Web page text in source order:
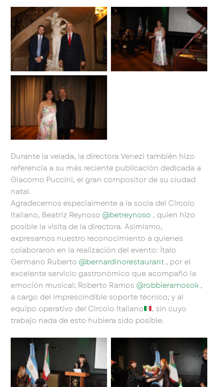
Sin leyenda Sin leyenda
Sin leyenda
Durante la velada, la directora Venezi también hizo
referencia a su más reciente publicación dedicada a
Giacomo Puccini, el gran compositor de su ciudad
natal.
Agradecemos especialmente a la socia del Circolo
Italiano, Beatriz Reynoso @betreynoso , quien hizo
posible la visita de la directora. Asimismo,
expresamos nuestro reconocimiento a quienes
colaboraron en la realización del evento: Ítalo
Germano Ruberto @bernardinorestaurant , por el
excelente servicio gastronómico que acompañó la
emoción musical; Roberto Ramos @robbieramosok ,
a cargo del imprescindible soporte técnico; y al
equipo operativo del Circolo Italiano
, sin cuyo
trabajo nada de esto hubiera sido posible.
Sin leyenda Sin leyenda